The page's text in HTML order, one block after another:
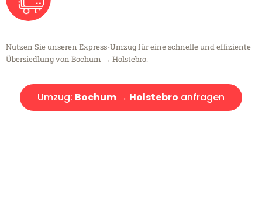
Nutzen Sie unseren Express-Umzug für eine schnelle und effiziente
Übersiedlung von Bochum → Holstebro.
Umzug: Bochum → Holstebro anfragen